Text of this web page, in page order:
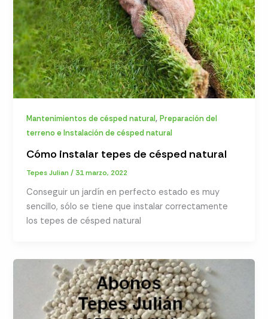
Mantenimientos de césped natural,Preparación del
terreno e Instalación de césped natural
Cómo instalar tepes de césped natural
Tepes Julian/ 31 marzo, 2022
Conseguir un jardín en perfecto estado es muy
sencillo, sólo se tiene que instalar correctamente
los tepes de césped natural